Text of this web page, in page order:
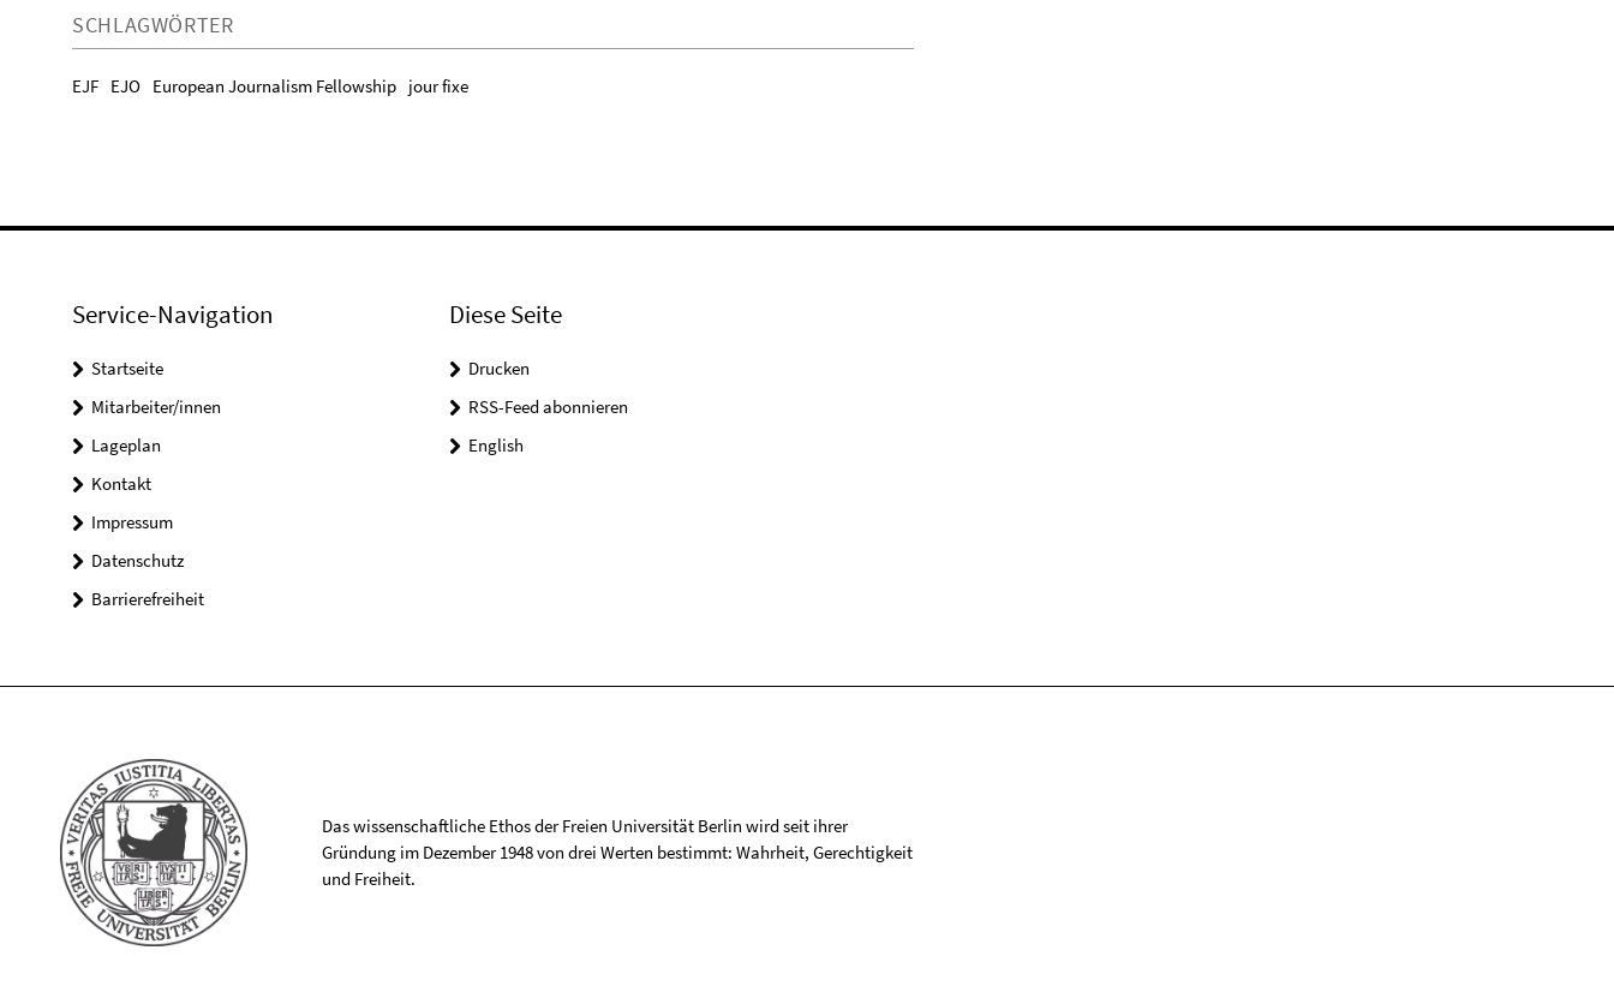
SCHLAGWÖRTER
EJF EJO European Journalism Fellowship jour fixe
Service-Navigation
Startseite
Mitarbeiter/innen
Lageplan
Kontakt
Impressum
Datenschutz
Barrierefreiheit
Diese Seite
Drucken
RSS-Feed abonnieren
English
Das wissenschaftliche Ethos der Freien Universität Berlin wird seit ihrer
Gründung im Dezember 1948 von drei Werten bestimmt: Wahrheit, Gerechtigkeit
und Freiheit.